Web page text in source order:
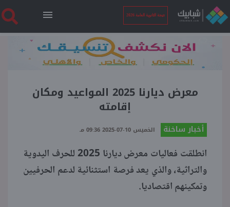
نتيجة الثانوية العامة 2026
الرئيسية
نتيجة الثانوية العامة 2026
فنجان قهوة
معرض ديارنا 2025 المواعيد ومكان
إقامته
أخبار ساخنة الخميس 10-07-2025 09:36 مـ
انطلقت فعاليات معرض ديارنا 2025 للحرف اليدوية
والتراثية، والذي يعد فرصة استثنائية لدعم الحرفيين
وتمكينهم اقتصاديا.